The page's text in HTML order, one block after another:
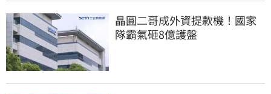
晶圓二哥成外資提款機！國家
隊霸氣砸8億護盤